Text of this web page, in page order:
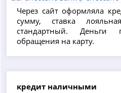
Через сайт оформляла
сумму, ставка
стандартный.
обращения на карту.
кредит наличными